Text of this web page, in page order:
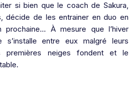
si bien que le coach de Sakura,
décide de les entrainer en duo en
prochaine… À mesure que l’hiver
s’installe entre eux malgré leurs
premières neiges fondent et le